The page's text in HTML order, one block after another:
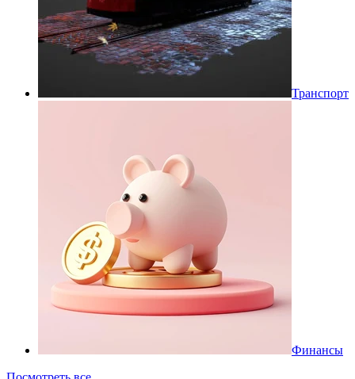
Транспорт
Финансы